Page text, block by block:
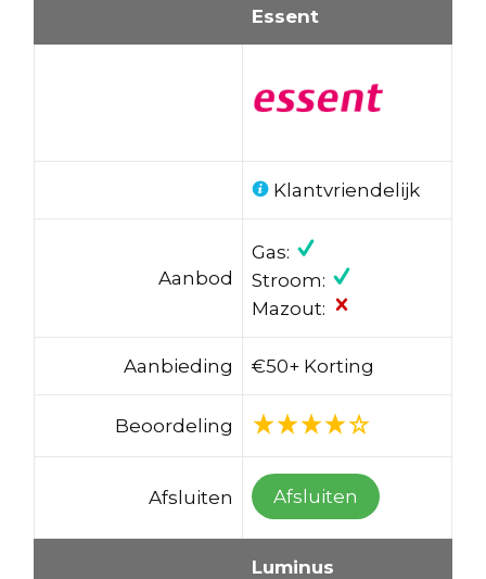
Essent
Klantvriendelijk
Aanbod
Gas:
Stroom:
Mazout:
Aanbieding €50+ Korting
Beoordeling
Afsluiten Afsluiten
Luminus